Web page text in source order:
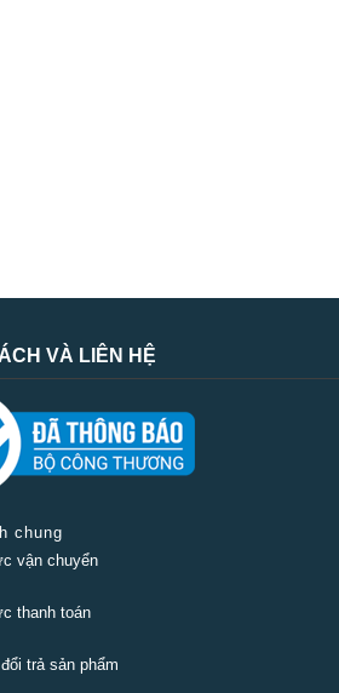
VÀ LIÊN HỆ
chung
vận chuyển
thanh toán
trả sản phẩm